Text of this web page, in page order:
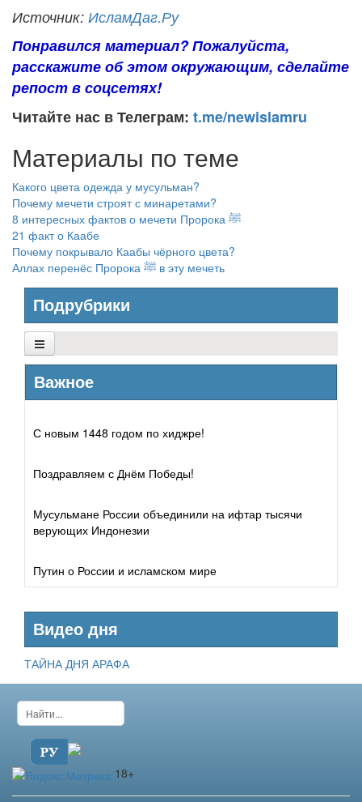
Источник: ИсламДаг.Ру
Понравился материал? Пожалуйста,
расскажите об этом окружающим, сделайте
репост в соцсетях!
Читайте нас в Телеграм: t.me/newislamru
Материалы по теме
Какого цвета одежда у мусульман?
Почему мечети строят с минаретами?
8 интересных фактов о мечети Пророка ﷺ
21 факт о Каабе
Почему покрывало Каабы чёрного цвета?
Аллах перенёс Пророка ﷺ в эту мечеть
Подрубрики
Архитектура
Литература
Важное
С новым 1448 годом по хиджре!
Поздравляем с Днём Победы!
Мусульмане России объединили на ифтар тысячи
верующих Индонезии
Путин о России и исламском мире
Видео дня
ТАЙНА ДНЯ АРАФА
18+